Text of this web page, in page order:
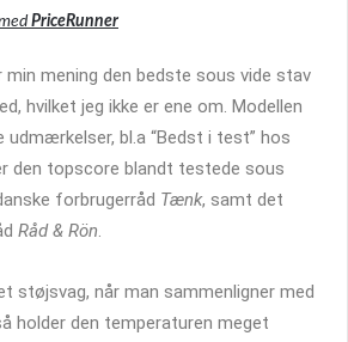
PriceRunner
mening den bedste sous vide stav
hvilket jeg ikke er ene om. Modellen
bl.a “Bedst i test” hos
den topscore blandt testede sous
forbrugerråd Tænk, samt det
Råd & Rön.
støjsvag, når man sammenligner med
holder den temperaturen meget